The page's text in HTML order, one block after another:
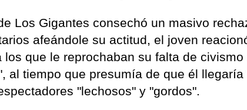
Los Gigantes consechó un masivo
afeándole su actitud, el joven
que le reprochaban su falta de civismo
al tiempo que presumía de que él llegaría
"lechosos" y "gordos".